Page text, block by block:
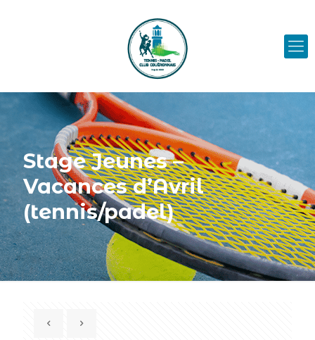
Stage Jeunes –
Vacances d’Avril
(tennis/padel)